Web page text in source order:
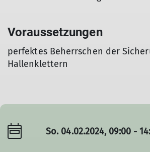
Voraussetzungen
perfektes Beherrschen der
Hallenklettern
So. 04.02.2024, 09:00 -